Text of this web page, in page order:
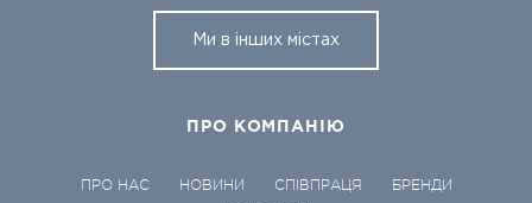
Ми в інших містах
ПРО КОМПАНІЮ
ПРО НАС НОВИНИ СПІВПРАЦЯ
БРЕНДИ